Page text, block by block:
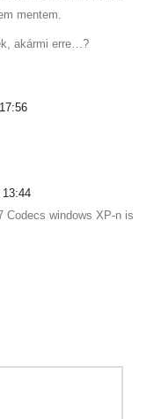
mentem.
akármi erre…?
Codecs windows XP-n is